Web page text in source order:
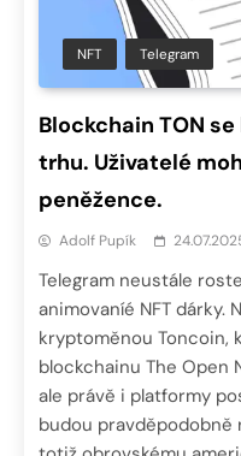
NFT Telegram
Blockchain TON
trhu. Uživatelé
peněžence.
Adolf Pupík
Telegram neustále
animovaníé NFT dárky.
kryptoměnou Toncoin,
blockchainu The Open
ale právě i platformy
budou